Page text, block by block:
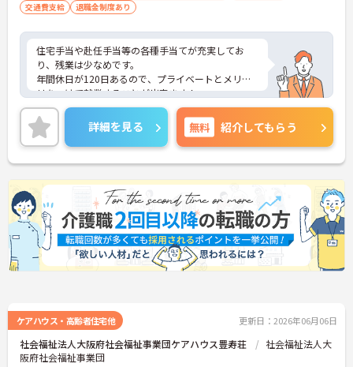
交通費支給
退職金制度あり
住宅手当や赴任手当等の各種手当てが充実してお
り、残業は少なめです。
年間休日が120日あるので、プライベートとメリハ
リをつけて就業することが出来ます！
ご興味ある方には、面接対策ポイントなど、さらに
詳細をお話しいたしますのでお気軽にご相談くださ
い！
詳細を見る 無料 紹介してもらう
ケアハウス・高齢者住宅他 更新日：2026年06月06日
社会福祉法人大阪府社会福祉事業団ケアハウス豊寿荘
社会福祉法人大
阪府社会福祉事業団